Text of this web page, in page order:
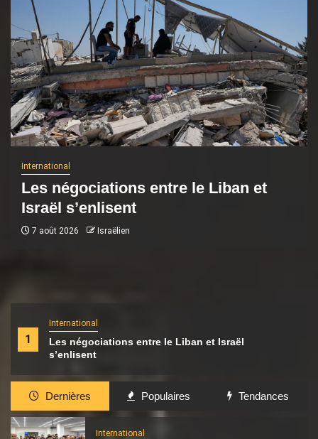
1
International
Les négociations entre le Liban et Israël
s’enlisent
International
Les négociations entre le Liban et
Israël s’enlisent
7 août 2026 Israëlien
Dernières Populaires Tendances
International